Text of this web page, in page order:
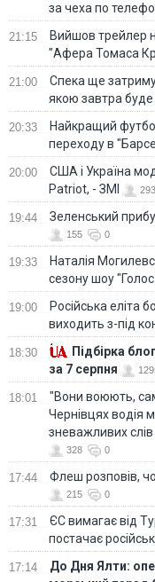
за чеха по
21:15
Вийшов трейлер
"Афера Томаса
21:00
Спека ще
якою завтра буде
20:33
Найкращий
переходу в
20:00
США і Україна
Patriot, - ЗМІ
293
19:44 Зеленський
155 0
19:33
Наталія
сезону шоу "Голос
19:00
Російська еліта
виходить з-під
18:30
Підбірка
за 7 серпня
18:01
"Вони воюють,
Чернівцях водія
зневажливих слів
328 0
17:44 Флеш розповів,
215 0
17:31
ЄС вимагає від
постачає
17:14
До Дня Ялти: